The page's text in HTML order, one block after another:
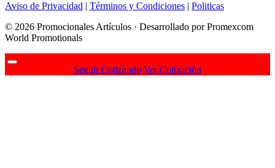
Aviso de Privacidad | Términos y Condiciones | Politicas
© 2026 Promocionales Artículos · Desarrollado por Promexcom
World Promotionals
Seguir Cotizando Ver Cotización